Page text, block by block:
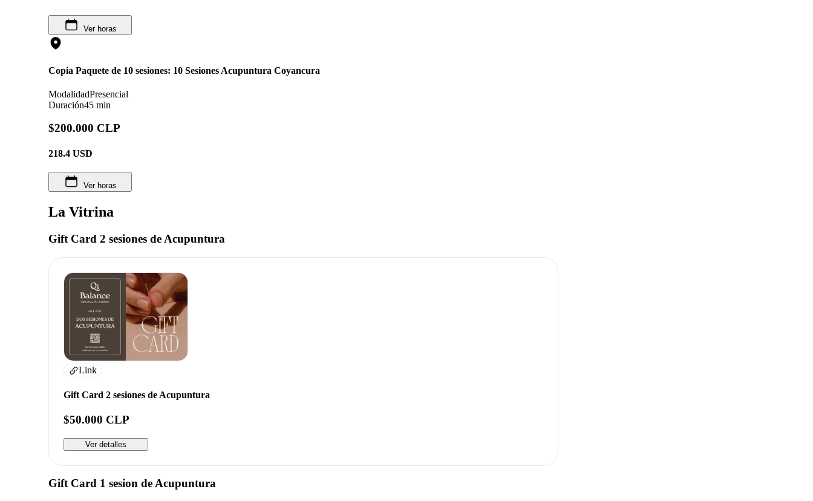
Ver horas
Copia Paquete de 10 sesiones: 10 Sesiones Acupuntura Coyancura
ModalidadPresencial
Duración45 min
$200.000 CLP
218.4 USD
Ver horas
La Vitrina
Gift Card 2 sesiones de Acupuntura
Link
Gift Card 2 sesiones de Acupuntura
$50.000 CLP
Ver detalles
Gift Card 1 sesion de Acupuntura